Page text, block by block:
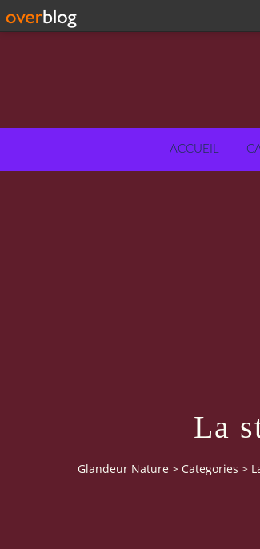
ACCUEIL
La
Glandeur Nature > Categories >